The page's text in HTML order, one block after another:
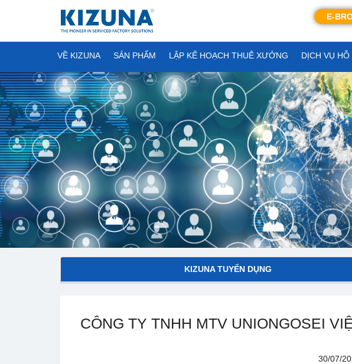
E-
VỀ KIZUNA SẢN PHẨM LẬP KẾ HOẠCH THUÊ XƯỞNG DỊCH VỤ
KIZUNA TUYỂN DỤNG
CÔNG TY TNHH MTV UNIONGOSEI
30/07/